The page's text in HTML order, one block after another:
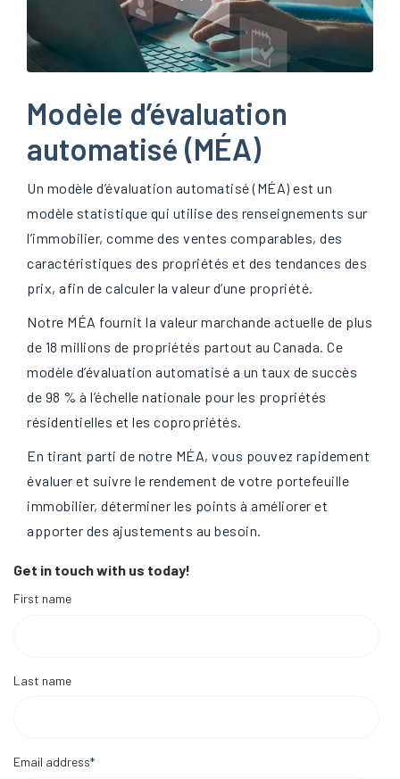
Modèle d’évaluation
automatisé (MÉA)
Un modèle d’évaluation automatisé (MÉA) est un
modèle statistique qui utilise des renseignements sur
l’immobilier, comme des ventes comparables, des
caractéristiques des propriétés et des tendances des
prix, afin de calculer la valeur d’une propriété.
Notre MÉA fournit la valeur marchande actuelle de plus
de 18 millions de propriétés partout au Canada. Ce
modèle d’évaluation automatisé a un taux de succès
de 98 % à l’échelle nationale pour les propriétés
résidentielles et les copropriétés.
En tirant parti de notre MÉA, vous pouvez rapidement
évaluer et suivre le rendement de votre portefeuille
immobilier, déterminer les points à améliorer et
apporter des ajustements au besoin.
Get in touch with us today!
First name
Last name
Email address*